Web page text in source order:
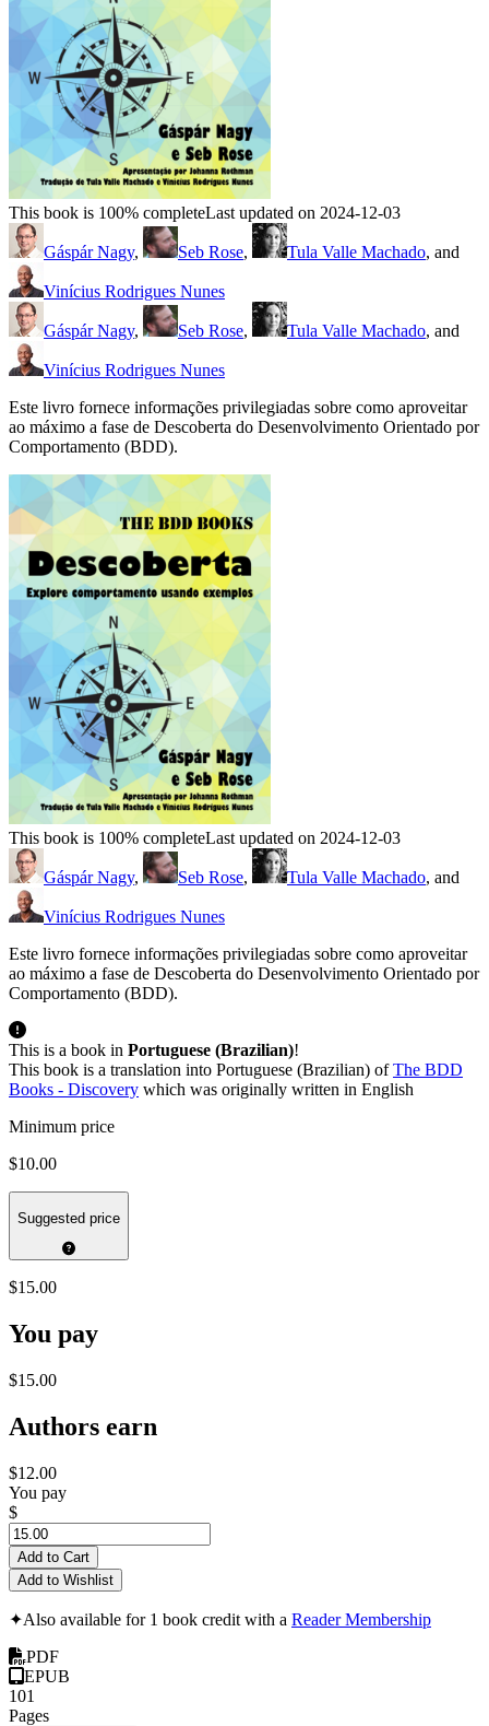
This book is 100% completeLast updated on 2024-12-03
Gáspár Nagy, Seb Rose, Tula Valle Machado, and
Vinícius Rodrigues Nunes
Gáspár Nagy, Seb Rose, Tula Valle Machado, and
Vinícius Rodrigues Nunes
Este livro fornece informações privilegiadas sobre como aproveitar
ao máximo a fase de Descoberta do Desenvolvimento Orientado por
Comportamento (BDD).
This book is 100% completeLast updated on 2024-12-03
Gáspár Nagy, Seb Rose, Tula Valle Machado, and
Vinícius Rodrigues Nunes
Este livro fornece informações privilegiadas sobre como aproveitar
ao máximo a fase de Descoberta do Desenvolvimento Orientado por
Comportamento (BDD).
This is a book in Portuguese (Brazilian)!
This book is a translation into Portuguese (Brazilian) ofThe BDD
Books - Discovery which was originally written in English
Minimum price
$10.00
Suggested price
$15.00
You pay
$15.00
Authors earn
$12.00
You pay
$
Add to Cart
Add to Wishlist
✦Also available for 1 book credit with a Reader Membership
PDF
EPUB
101
Pages